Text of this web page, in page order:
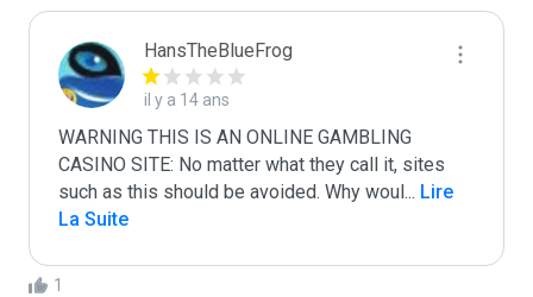
HansTheBlueFrog
il y a 14 ans
WARNING THIS IS AN ONLINE GAMBLING
CASINO SITE: No matter what they call it, sites
such as this should be avoided. Why woul... Lire
La Suite
1